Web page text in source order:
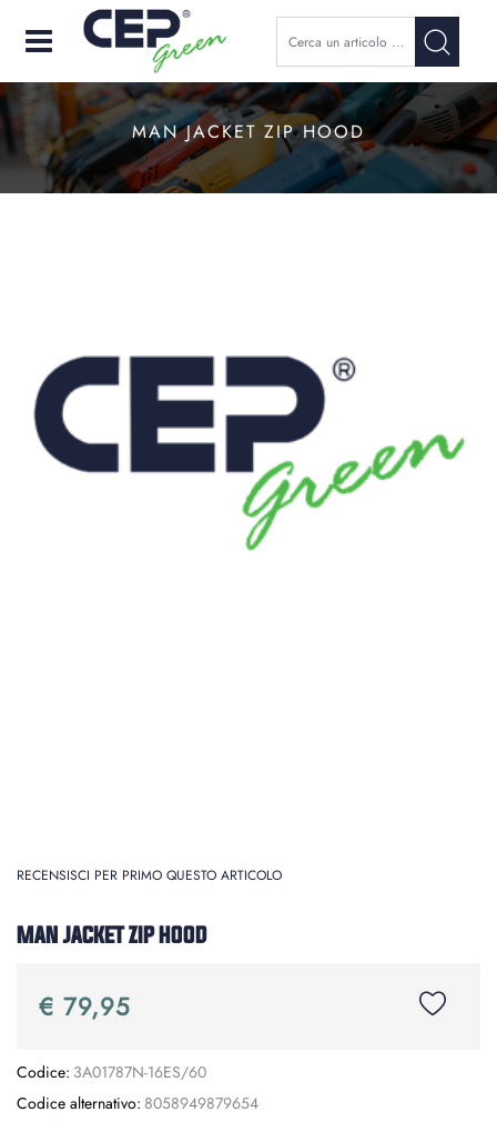
Open
MAN JACKET ZIP HOOD
RECENSISCI PER PRIMO QUESTO ARTICOLO
MAN JACKET ZIP HOOD
€ 79,95
Codice: 3A01787N-16ES/60
Codice alternativo: 8058949879654